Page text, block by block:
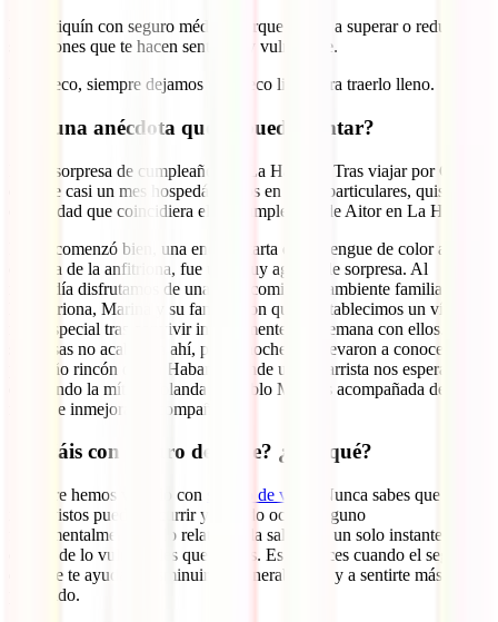
Un botiquín con seguro médico porque ayuda a superar o reducir
situaciones que te hacen sentir muy vulnerable.
Un hueco, siempre dejamos un hueco libre para traerlo lleno.
¿Alguna anécdota que se pueda contar?
Fiesta sorpresa de cumpleaños en La Habana. Tras viajar por Cuba
durante casi un mes hospedándonos en casas particulares, quiso la
casualidad que coincidiera el 28 cumpleaños de Aitor en La Habana.
El día comenzó bien, una enorme tarta de merengue de color azul,
cortesía de la anfitriona, fue una muy agradable sorpresa. Al
mediodía disfrutamos de una gran comida en ambiente familiar con
la anfitriona, Marina y su familia con quien establecimos un vínculo
muy especial tras convivir intensamente una semana con ellos. Las
sorpresas no acababan ahí, por la noche nos llevaron a conocer un
pequeño rincón de La Habana, donde un guitarrista nos esperaba
entonando la mítica Yolanda de Pablo Milanés acompañada de un
mojito e inmejorable compañía.
¿Viajáis con seguro de viaje? ¿Por qué?
Siempre hemos viajado con seguro de viaje
. Nunca sabes que
imprevistos pueden ocurrir y cuando ocurre alguno
fundamentalmente en lo relativo a la salud, en un solo instante te das
cuenta de lo vulnerables que somos. Es entonces cuando el seguro
de viaje te ayuda a disminuir la vulnerabilidad y a sentirte más
protegido.